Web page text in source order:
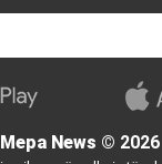
Mepa News © 2026